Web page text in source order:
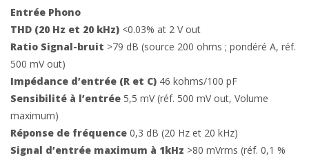
Entrée Phono
THD (20 Hz et 20 kHz) <0.03% at 2 V out
Ratio Signal-bruit >79 dB (source 200 ohms ; pondéré A, réf.
500 mV out)
Impédance d’entrée (R et C) 46 kohms/100 pF
Sensibilité à l’entrée 5,5 mV (réf. 500 mV out, Volume
maximum)
Réponse de fréquence 0,3 dB (20 Hz et 20 kHz)
Signal d’entrée maximum à 1kHz >80 mVrms (réf. 0,1 %